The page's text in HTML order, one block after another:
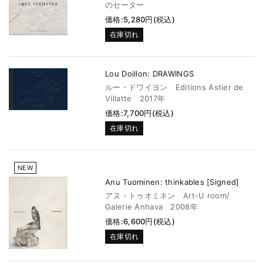
のセーター
価格:5,280円(税込)
在庫切れ
Lou Doillon: DRAWINGS
ルー・ドワイヨン Editions Astier de
Villatte 2017年
価格:7,700円(税込)
在庫切れ
NEW
Anu Tuominen: thinkables [Signed]
アヌ・トゥオミネン Art-U room/
Galerie Anhava 2008年
価格:6,600円(税込)
在庫切れ